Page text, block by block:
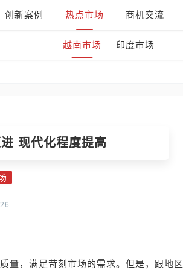
创新案例 热点市场 商机交流
越南市场 印度市场
现代化程度提高
量，满足苛刻市场的需求。但是，跟地区